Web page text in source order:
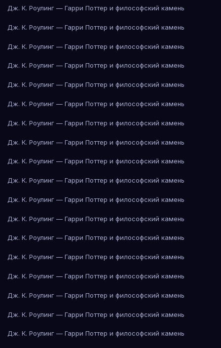
Дж. К. Роулинг — Гарри Поттер и философский камень
Дж. К. Роулинг — Гарри Поттер и философский камень
Дж. К. Роулинг — Гарри Поттер и философский камень
Дж. К. Роулинг — Гарри Поттер и философский камень
Дж. К. Роулинг — Гарри Поттер и философский камень
Дж. К. Роулинг — Гарри Поттер и философский камень
Дж. К. Роулинг — Гарри Поттер и философский камень
Дж. К. Роулинг — Гарри Поттер и философский камень
Дж. К. Роулинг — Гарри Поттер и философский камень
Дж. К. Роулинг — Гарри Поттер и философский камень
Дж. К. Роулинг — Гарри Поттер и философский камень
Дж. К. Роулинг — Гарри Поттер и философский камень
Дж. К. Роулинг — Гарри Поттер и философский камень
Дж. К. Роулинг — Гарри Поттер и философский камень
Дж. К. Роулинг — Гарри Поттер и философский камень
Дж. К. Роулинг — Гарри Поттер и философский камень
Дж. К. Роулинг — Гарри Поттер и философский камень
Дж. К. Роулинг — Гарри Поттер и философский камень